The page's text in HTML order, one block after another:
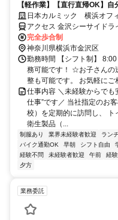
【軽作業】【直行直帰OK】
持ち込みできる方歓迎！安定
設のルート巡回・交換作業ス
日本カルミック 横浜オフ
アクセス 金沢シーサイド
完全歩合制
神奈川県横浜市金沢区
勤務時間 【シフト制】
務可能です！ ☆お子さんの
整も可能です。 お気軽にご
仕事内容 ＼未経験からでも
仕事”です／ 当社指定のお
校）を定期的に訪問し、
衛生製品（...
制服あり 業界未経験者歓迎 ラン
バイク通勤OK
早朝 シフト自由
経験不問
未経験者歓迎 午前 経
夕方
業務委託